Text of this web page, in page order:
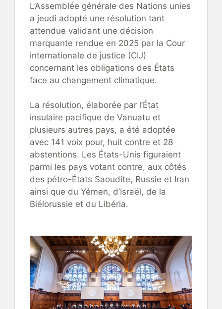
L’Assemblée générale des Nations unies
a jeudi adopté une résolution tant
attendue validant une décision
marquante rendue en 2025 par la Cour
internationale de justice (CIJ)
concernant les obligations des États
face au changement climatique.
La résolution, élaborée par l’État
insulaire pacifique de Vanuatu et
plusieurs autres pays, a été adoptée
avec 141 voix pour, huit contre et 28
abstentions. Les États-Unis figuraient
parmi les pays votant contre, aux côtés
des pétro-États Saoudite, Russie et Iran
ainsi que du Yémen, d’Israël, de la
Biélorussie et du Libéria.